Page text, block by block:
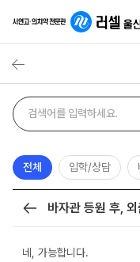
자주
묻는
검색
검색어
전체 입학/상담
목록 바자관 등원 후,
네, 가능합니다.